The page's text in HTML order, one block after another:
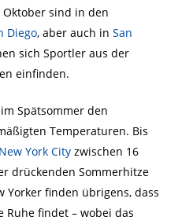
sind in den
Diego, aber auch in San
sich Sportler aus der
einfinden.
Spätsommer den
Temperaturen. Bis
New York Cityzwischen 16
drückenden Sommerhitze
Yorker finden übrigens, dass
Ruhe findet – wobei das